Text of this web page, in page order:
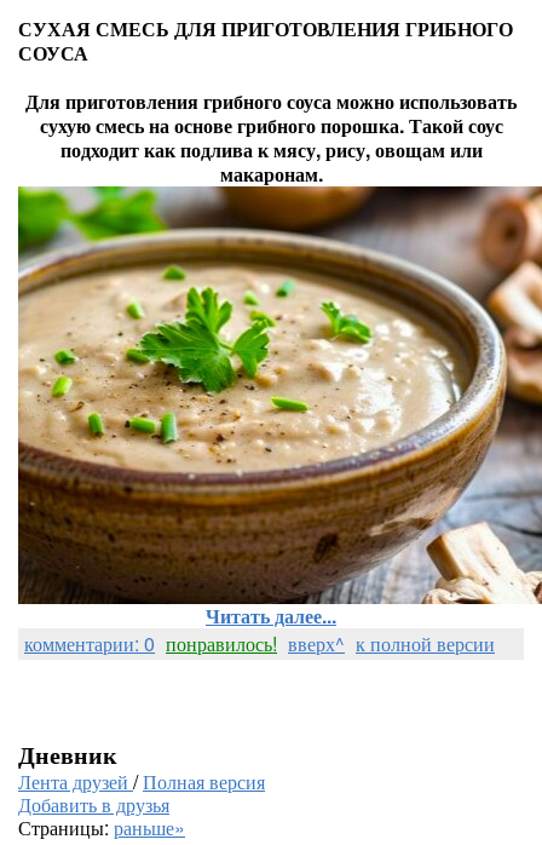
СУХАЯ СМЕСЬ ДЛЯ ПРИГОТОВЛЕНИЯ ГРИБНОГО
СОУСА
Для приготовления грибного соуса можно использовать
сухую смесь на основе грибного порошка. Такой соус
подходит как подлива к мясу, рису, овощам или
макаронам.
Читать далее...
комментарии: 0 понравилось! вверх^ к полной версии
Дневник
Лента друзей /Полная версия
Добавить в друзья
Страницы: раньше»